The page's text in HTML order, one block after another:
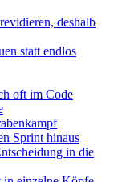
deshalb
statt endlos
oft im Code
Sprint hinaus
in die